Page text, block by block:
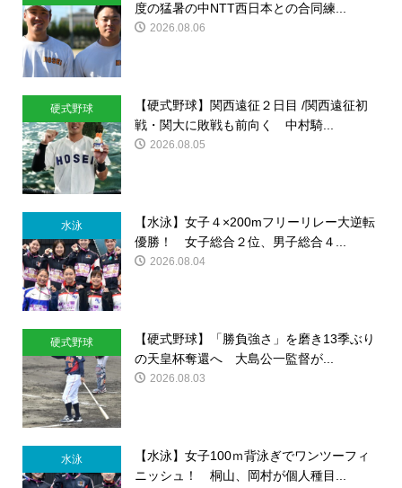
度の猛暑の中NTT西日本との合同練...
2026.08.06
硬式野球
【硬式野球】関西遠征２日目 /関西遠征初
戦・関大に敗戦も前向く 中村騎...
2026.08.05
水泳
【水泳】女子４×200mフリーリレー大逆転
優勝！ 女子総合２位、男子総合４...
2026.08.04
硬式野球
【硬式野球】「勝負強さ」を磨き13季ぶり
の天皇杯奪還へ 大島公一監督が...
2026.08.03
水泳
【水泳】女子100ｍ背泳ぎでワンツーフィ
ニッシュ！ 桐山、岡村が個人種目...